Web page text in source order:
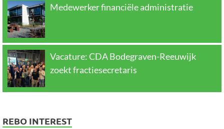
Medewerker financiële administratie
Vacature: CDA Bodegraven-Reeuwijk
zoekt fractiesecretaris
REBO INTEREST